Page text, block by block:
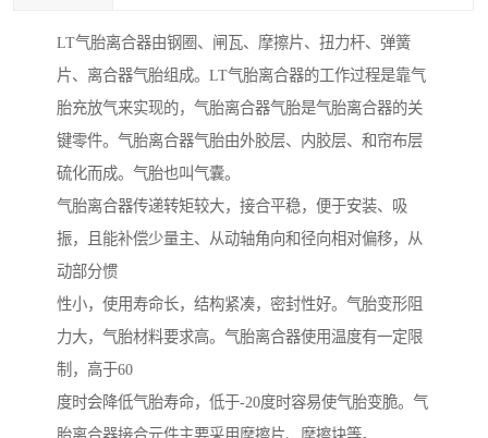
LT气胎离合器由钢圈、闸瓦、摩擦片、扭力杆、弹簧
片、离合器气胎组成。LT气胎离合器的工作过程是靠气
胎充放气来实现的，气胎离合器气胎是气胎离合器的关
键零件。气胎离合器气胎由外胶层、内胶层、和帘布层
硫化而成。气胎也叫气囊。
气胎离合器传递转矩较大，接合平稳，便于安装、吸
振，且能补偿少量主、从动轴角向和径向相对偏移，从
动部分惯
性小，使用寿命长，结构紧凑，密封性好。气胎变形阻
力大，气胎材料要求高。气胎离合器使用温度有一定限
制，高于60
度时会降低气胎寿命，低于-20度时容易使气胎变脆。气